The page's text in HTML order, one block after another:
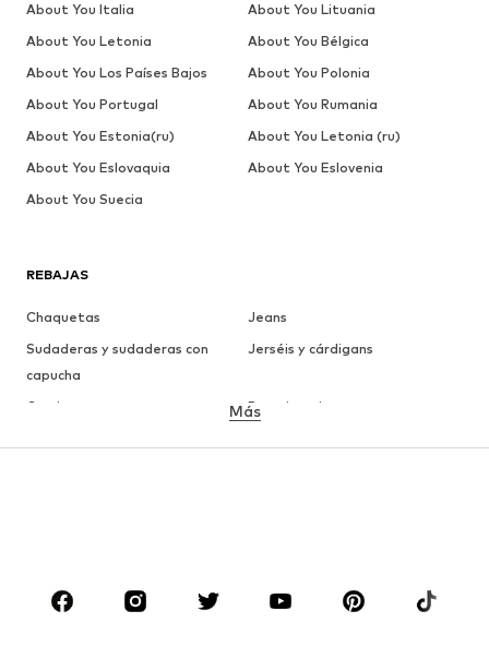
REBAJAS
Chaquetas
Jeans
Sudaderas y sudaderas con
capucha
Jerséis y cárdigans
Camisetas
Ropa interior
ROPA
Más
About You Italia
About You Lituania
About You Letonia
About You Bélgica
About You Los Países Bajos
About You Polonia
About You Portugal
About You Rumania
About You Estonia(ru)
About You Letonia (ru)
About You Eslovaquia
About You Eslovenia
About You Suecia